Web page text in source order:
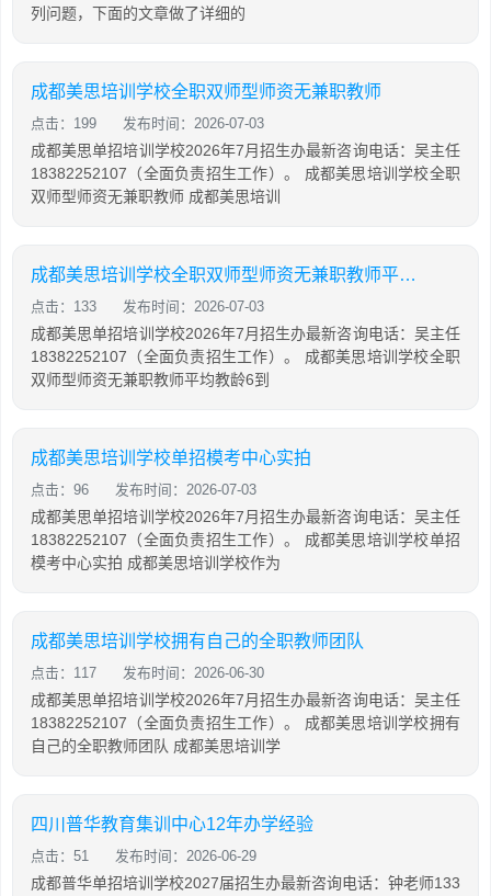
列问题，下面的文章做了详细的
成都美思培训学校全职双师型师资无兼职教师
点击：199 发布时间：2026-07-03
成都美思单招培训学校2026年7月招生办最新咨询电话：吴主任
18382252107（全面负责招生工作）。 成都美思培训学校全职
双师型师资无兼职教师 成都美思培训
成都美思培训学校全职双师型师资无兼职教师平均教龄6到8年
点击：133 发布时间：2026-07-03
成都美思单招培训学校2026年7月招生办最新咨询电话：吴主任
18382252107（全面负责招生工作）。 成都美思培训学校全职
双师型师资无兼职教师平均教龄6到
成都美思培训学校单招模考中心实拍
点击：96 发布时间：2026-07-03
成都美思单招培训学校2026年7月招生办最新咨询电话：吴主任
18382252107（全面负责招生工作）。 成都美思培训学校单招
模考中心实拍 成都美思培训学校作为
成都美思培训学校拥有自己的全职教师团队
点击：117 发布时间：2026-06-30
成都美思单招培训学校2026年7月招生办最新咨询电话：吴主任
18382252107（全面负责招生工作）。 成都美思培训学校拥有
自己的全职教师团队 成都美思培训学
四川普华教育集训中心12年办学经验
点击：51 发布时间：2026-06-29
成都普华单招培训学校2027届招生办最新咨询电话：钟老师133